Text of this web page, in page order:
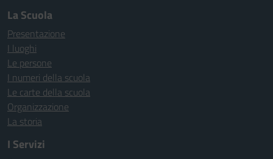
La Scuola
Presentazione
I luoghi
Le persone
I numeri della scuola
Le carte della scuola
Organizzazione
La storia
I Servizi